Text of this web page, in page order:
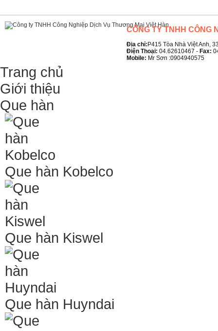
CÔNG TY TNHH CÔNG
Địa chỉ: P415 Tòa Nhà Việt Anh,
Điện Thoại: 04.62610467 - Fax:
Mobile: Mr Sơn :0904940575
Trang chủ
Giới thiệu
Que hàn
Que hàn Kobelco
Que hàn Kiswel
Que hàn Huyndai